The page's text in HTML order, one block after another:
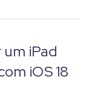
iPad
iOS 18